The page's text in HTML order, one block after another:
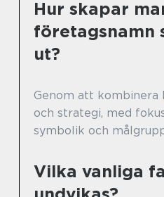
Hur skapar
företagsnamn
ut?
Genom att
och strategi, med
symbolik och
Vilka vanliga